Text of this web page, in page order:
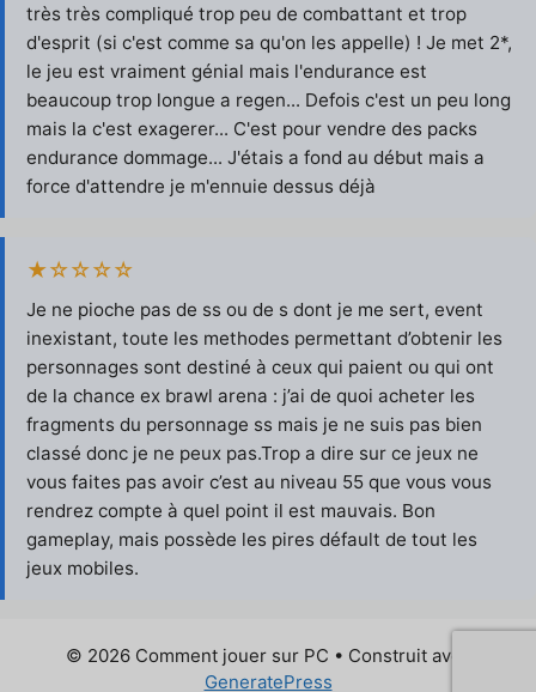
très très compliqué trop peu de combattant et trop
d'esprit (si c'est comme sa qu'on les appelle) ! Je met 2*,
le jeu est vraiment génial mais l'endurance est
beaucoup trop longue a regen... Defois c'est un peu long
mais la c'est exagerer... C'est pour vendre des packs
endurance dommage... J'étais a fond au début mais a
force d'attendre je m'ennuie dessus déjà
★☆☆☆☆
Je ne pioche pas de ss ou de s dont je me sert, event
inexistant, toute les methodes permettant d’obtenir les
personnages sont destiné à ceux qui paient ou qui ont
de la chance ex brawl arena : j’ai de quoi acheter les
fragments du personnage ss mais je ne suis pas bien
classé donc je ne peux pas.Trop a dire sur ce jeux ne
vous faites pas avoir c’est au niveau 55 que vous vous
rendrez compte à quel point il est mauvais. Bon
gameplay, mais possède les pires défault de tout les
jeux mobiles.
© 2026 Comment jouer sur PC • Construit avec
GeneratePress